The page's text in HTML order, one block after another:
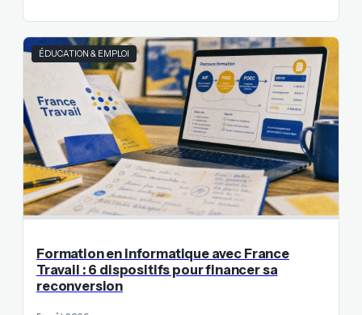
ÉDUCATION & EMPLOI
Formation en informatique avec France
Travail : 6 dispositifs pour financer sa
reconversion